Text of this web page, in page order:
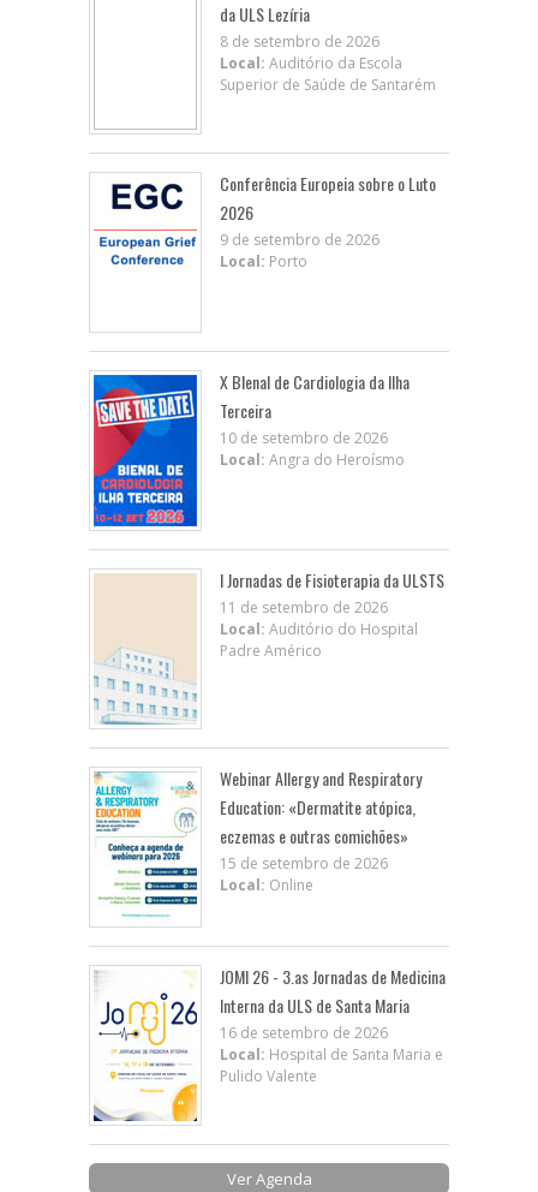
da ULS Lezíria
8 de setembro de 2026
Local: Auditório da Escola
Superior de Saúde de Santarém
Conferência Europeia sobre o Luto
2026
9 de setembro de 2026
Local: Porto
X BIenal de Cardiologia da Ilha
Terceira
10 de setembro de 2026
Local: Angra do Heroísmo
I Jornadas de Fisioterapia da ULSTS
11 de setembro de 2026
Local: Auditório do Hospital
Padre Américo
Webinar Allergy and Respiratory
Education: «Dermatite atópica,
eczemas e outras comichões»
15 de setembro de 2026
Local: Online
JOMI 26 - 3.as Jornadas de Medicina
Interna da ULS de Santa Maria
16 de setembro de 2026
Local: Hospital de Santa Maria e
Pulido Valente
Ver Agenda